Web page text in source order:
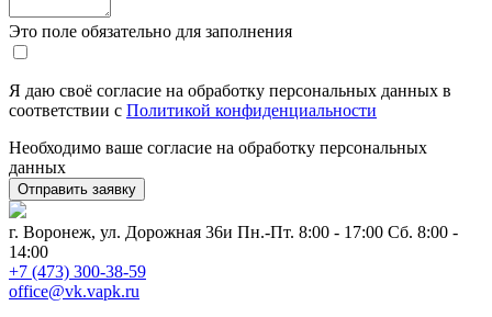
Это поле обязательно для заполнения
Я даю своё согласие на обработку персональных данных в
соответствии с Политикой конфиденциальности
Необходимо ваше согласие на обработку персональных
данных
г. Воронеж, ул. Дорожная 36и Пн.-Пт. 8:00 - 17:00 Сб. 8:00 -
14:00
+7 (473) 300-38-59
office@vk.vapk.ru